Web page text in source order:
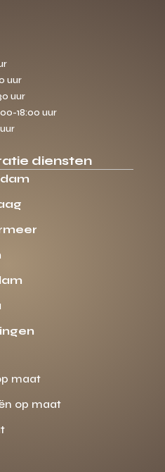
uur
uur
18:00 uur
diensten
maat
op maat